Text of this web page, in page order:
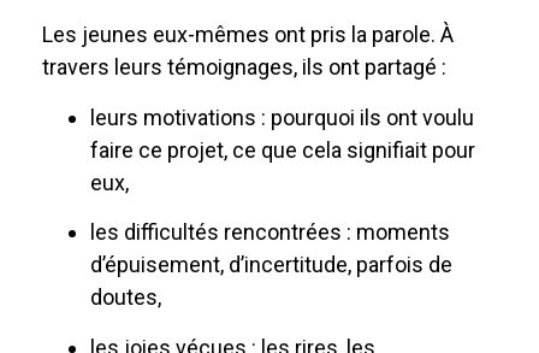
Les jeunes eux-mêmes ont pris la parole. À
travers leurs témoignages, ils ont partagé :
leurs motivations : pourquoi ils ont voulu
faire ce projet, ce que cela signifiait pour
eux,
les difficultés rencontrées : moments
d’épuisement, d’incertitude, parfois de
doutes,
les joies vécues : les rires, les